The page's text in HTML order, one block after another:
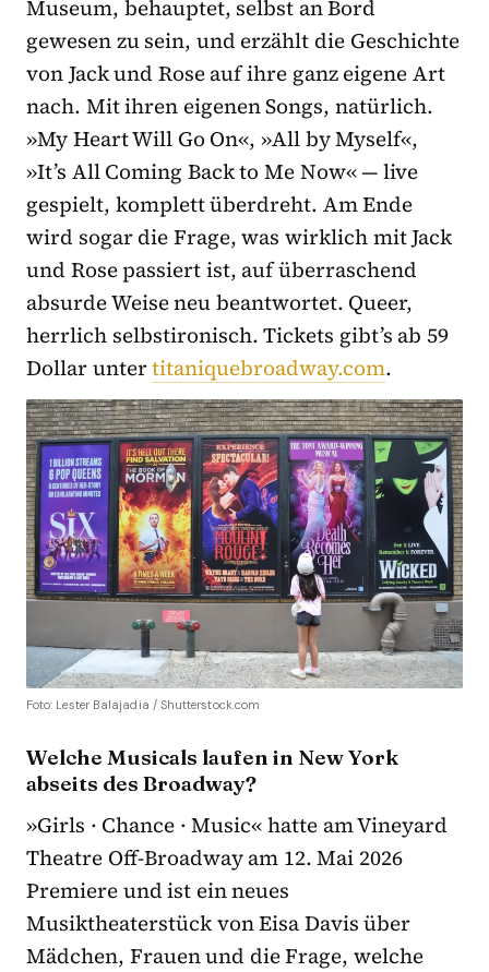
Museum, behauptet, selbst an Bord
gewesen zu sein, und erzählt die Geschichte
von Jack und Rose auf ihre ganz eigene Art
nach. Mit ihren eigenen Songs, natürlich.
»My Heart Will Go On«, »All by Myself«,
»It’s All Coming Back to Me Now« — live
gespielt, komplett überdreht. Am Ende
wird sogar die Frage, was wirklich mit Jack
und Rose passiert ist, auf überraschend
absurde Weise neu beantwortet. Queer,
herrlich selbstironisch. Tickets gibt’s ab 59
Dollar untertitaniquebroadway.com.
Foto: Lester Balajadia / Shutterstock.com
Welche Musicals laufen in New York
abseits des Broadway?
»Girls · Chance · Music« hatte am Vineyard
Theatre Off-Broadway am 12. Mai 2026
Premiere und ist ein neues
Musiktheaterstück von Eisa Davis über
Mädchen, Frauen und die Frage, welche